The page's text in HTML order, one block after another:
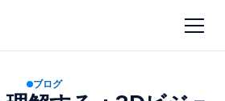
ブログ